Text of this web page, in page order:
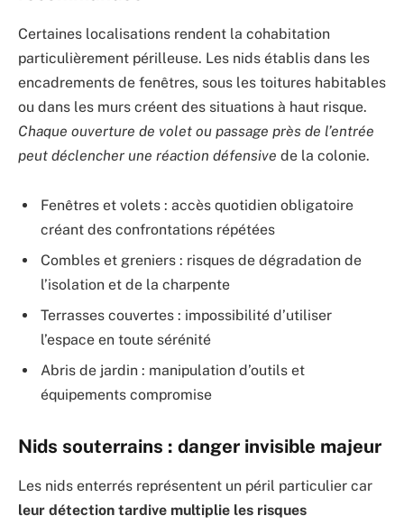
Certaines localisations rendent la cohabitation
particulièrement périlleuse. Les nids établis dans les
encadrements de fenêtres, sous les toitures habitables
ou dans les murs créent des situations à haut risque.
Chaque ouverture de volet ou passage près de l’entrée
peut déclencher une réaction défensive de la colonie.
Fenêtres et volets : accès quotidien obligatoire
créant des confrontations répétées
Combles et greniers : risques de dégradation de
l’isolation et de la charpente
Terrasses couvertes : impossibilité d’utiliser
l’espace en toute sérénité
Abris de jardin : manipulation d’outils et
équipements compromise
Nids souterrains : danger invisible majeur
Les nids enterrés représentent un péril particulier car
leur détection tardive multiplie les risques